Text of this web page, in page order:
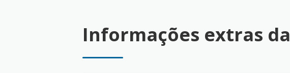
Informações extras da